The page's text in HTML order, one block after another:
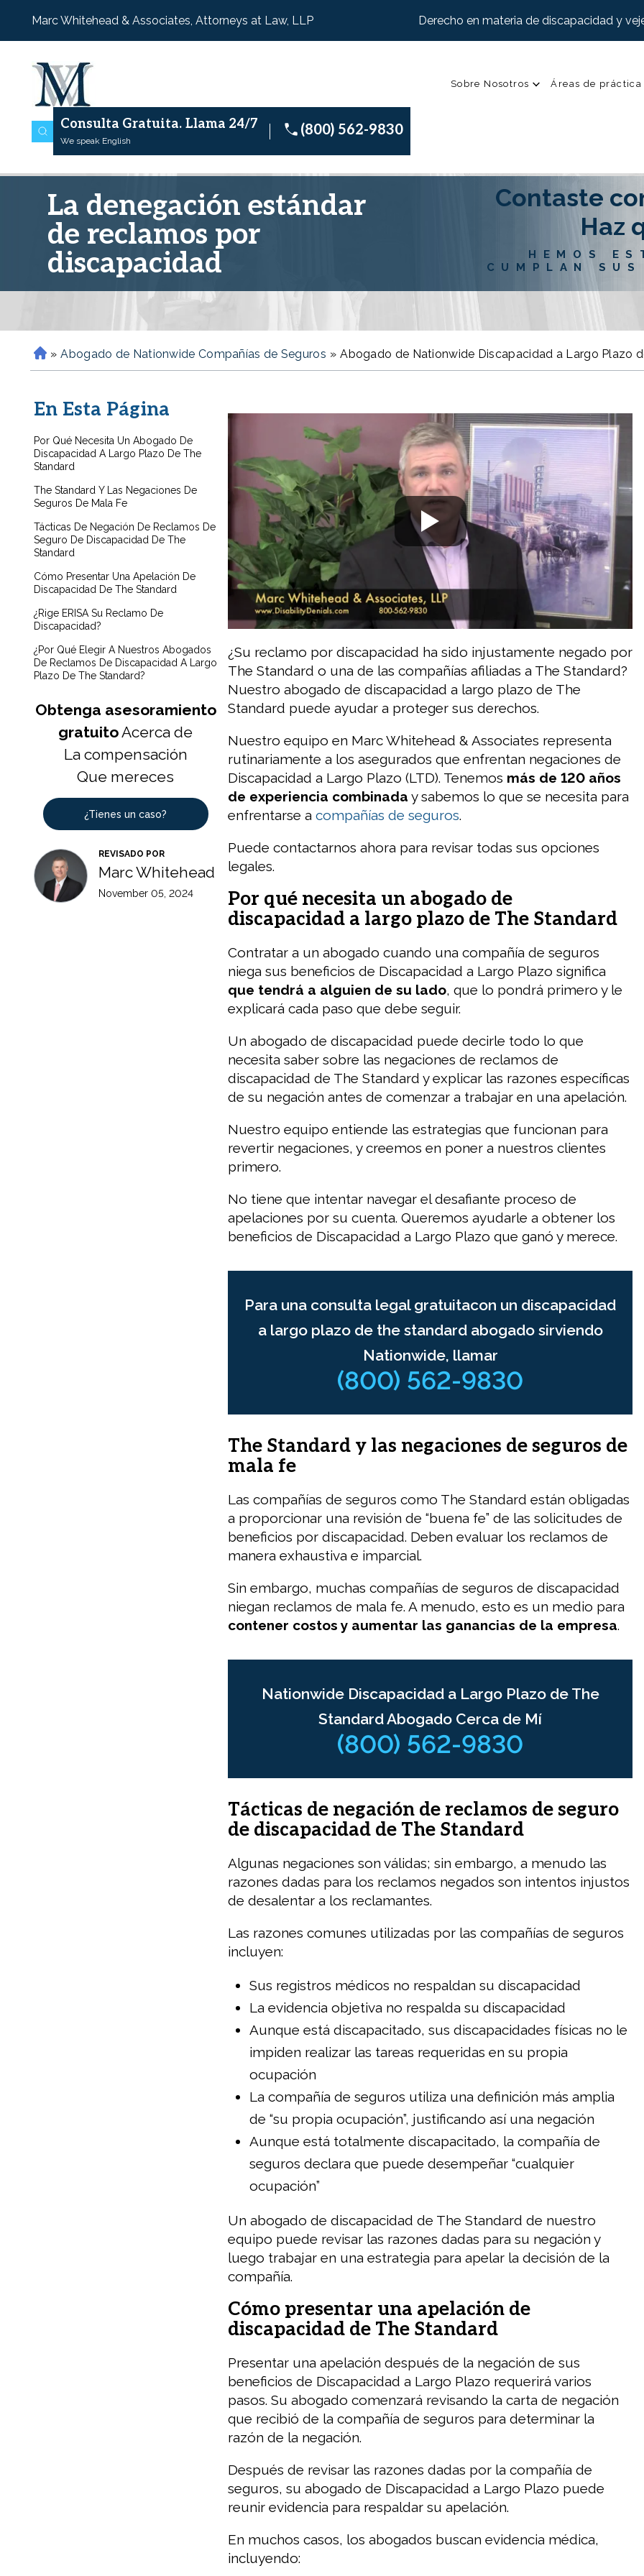
Marc Whitehead & Associates, Attorneys at Law, LLP Derecho en materia de discapacidad y
Sobre Nosotros Áreas de práctica
Consulta Gratuita. Llama 24/7
We speak English
(800) 562-9830
La denegación estándar
de reclamos por
discapacidad
Contaste
Haz
HEMOS
CUMPLAN
H
o
e
» Abogado de Nationwide Compañías de Seguros » Abogado de Nationwide Discapacidad a Largo Plazo
En Esta Página
Por Qué Necesita Un Abogado De
Discapacidad A Largo Plazo De The
Standard
The Standard Y Las Negaciones De
Seguros De Mala Fe
Tácticas De Negación De Reclamos De
Seguro De Discapacidad De The
Standard
Cómo Presentar Una Apelación De
Discapacidad De The Standard
¿Rige ERISA Su Reclamo De
Discapacidad?
¿Por Qué Elegir A Nuestros Abogados
De Reclamos De Discapacidad A Largo
Plazo De The Standard?
Obtenga asesoramiento
gratuitoAcerca de
La compensación
Que mereces
¿Tienes un caso?
REVISADO POR
Marc Whitehead
November 05, 2024
¿Su reclamo por discapacidad ha sido injustamente negado por
The Standard o una de las compañías afiliadas a The Standard?
Nuestro abogado de discapacidad a largo plazo de The
Standard puede ayudar a proteger sus derechos.
Nuestro equipo en Marc Whitehead & Associates representa
rutinariamente a los asegurados que enfrentan negaciones de
Discapacidad a Largo Plazo (LTD). Tenemos más de 120 años
de experiencia combinada y sabemos lo que se necesita para
enfrentarse a compañías de seguros.
Puede contactarnos ahora para revisar todas sus opciones
legales.
Por qué necesita un abogado de
discapacidad a largo plazo de The Standard
Contratar a un abogado cuando una compañía de seguros
niega sus beneficios de Discapacidad a Largo Plazo significa
que tendrá a alguien de su lado, que lo pondrá primero y le
explicará cada paso que debe seguir.
Un abogado de discapacidad puede decirle todo lo que
necesita saber sobre las negaciones de reclamos de
discapacidad de The Standard y explicar las razones específicas
de su negación antes de comenzar a trabajar en una apelación.
Nuestro equipo entiende las estrategias que funcionan para
revertir negaciones, y creemos en poner a nuestros clientes
primero.
No tiene que intentar navegar el desafiante proceso de
apelaciones por su cuenta. Queremos ayudarle a obtener los
beneficios de Discapacidad a Largo Plazo que ganó y merece.
Para una consulta legal gratuitacon un discapacidad
a largo plazo de the standard abogado sirviendo
Nationwide, llamar
(800) 562-9830
The Standard y las negaciones de seguros de
mala fe
Las compañías de seguros como The Standard están obligadas
a proporcionar una revisión de “buena fe” de las solicitudes de
beneficios por discapacidad. Deben evaluar los reclamos de
manera exhaustiva e imparcial.
Sin embargo, muchas compañías de seguros de discapacidad
niegan reclamos de mala fe. A menudo, esto es un medio para
contener costos y aumentar las ganancias de la empresa.
Nationwide Discapacidad a Largo Plazo de The
Standard Abogado Cerca de Mí
(800) 562-9830
Tácticas de negación de reclamos de seguro
de discapacidad de The Standard
Algunas negaciones son válidas; sin embargo, a menudo las
razones dadas para los reclamos negados son intentos injustos
de desalentar a los reclamantes.
Las razones comunes utilizadas por las compañías de seguros
incluyen:
Sus registros médicos no respaldan su discapacidad
La evidencia objetiva no respalda su discapacidad
Aunque está discapacitado, sus discapacidades físicas no le
impiden realizar las tareas requeridas en su propia
ocupación
La compañía de seguros utiliza una definición más amplia
de “su propia ocupación”, justificando así una negación
Aunque está totalmente discapacitado, la compañía de
seguros declara que puede desempeñar “cualquier
ocupación”
Un abogado de discapacidad de The Standard de nuestro
equipo puede revisar las razones dadas para su negación y
luego trabajar en una estrategia para apelar la decisión de la
compañía.
Cómo presentar una apelación de
discapacidad de The Standard
Presentar una apelación después de la negación de sus
beneficios de Discapacidad a Largo Plazo requerirá varios
pasos. Su abogado comenzará revisando la carta de negación
que recibió de la compañía de seguros para determinar la
razón de la negación.
Después de revisar las razones dadas por la compañía de
seguros, su abogado de Discapacidad a Largo Plazo puede
reunir evidencia para respaldar su apelación.
En muchos casos, los abogados buscan evidencia médica,
incluyendo: